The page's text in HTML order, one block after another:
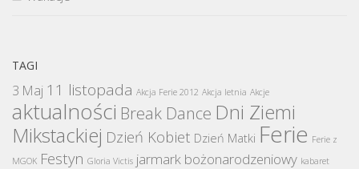
TAGI
3 Maj 11 listopada Akcja Ferie 2012 Akcja letnia Akcje
aktualności Break Dance Dni Ziemi
Mikstackiej Dzień Kobiet Dzień Matki Ferie Ferie z
MGOK Festyn Gloria Victis jarmark bożonarodzeniowy kabaret